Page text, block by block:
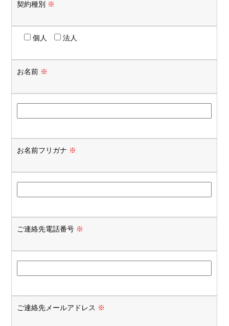
契約種別 ※
個人 法人
お名前 ※
お名前フリガナ ※
ご連絡先電話番号 ※
ご連絡先メールアドレス ※